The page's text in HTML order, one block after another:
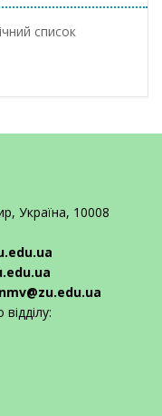
список
Україна, 10008
nmv@zu.edu.ua